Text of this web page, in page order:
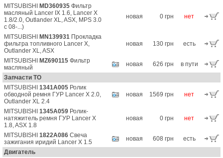
MITSUBISHI MD360935 Фильтр
масляный Lancer IX 1.6, Lancer X
1.8/2.0, Outlander XL, ASX, MPS 3.0
c 08-...)
новая 0 грн нет
MITSUBISHI MN139931 Прокладка
фильтра топливного Lancer X,
Outlander XL, ASX
новая 130 грн есть
MITSUBISHI MZ690115 Фильтр
масляный
новая 626 грн
в пути
Запчасти ТО
MITSUBISHI 1341A005 Ролик
обводной ремня ГУР Lancer X 2.0,
Outlander XL 2.4
новая 1569 грн нет
MITSUBISHI 1345A059 Ролик-
натяжитель ремня ГУР Lancer X
1.8, ASX 1.8
новая 0 грн нет
MITSUBISHI 1822A086 Свеча
зажигания иридий Lancer X 1.5
новая 608 грн
есть
Двигатель